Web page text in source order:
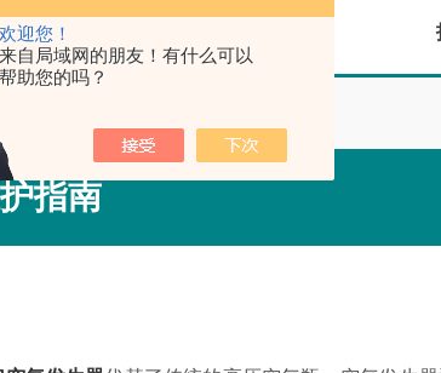
欢迎您！
来自局域网的朋友！有什么可以
帮助您的吗？
指南